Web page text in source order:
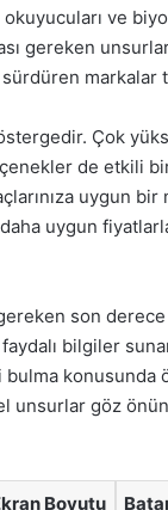
okuyucuları ve
gereken
markalar
Çok
de etkili
uygun bir
uygun
son
faydalı bilgiler
bulma
unsurlar göz
Boyutu